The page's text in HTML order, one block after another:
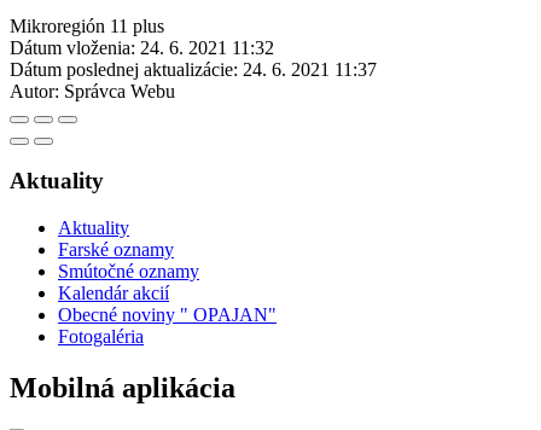
Mikroregión 11 plus
Dátum vloženia: 24. 6. 2021 11:32
Dátum poslednej aktualizácie: 24. 6. 2021 11:37
Autor: Správca Webu
Aktuality
Aktuality
Farské oznamy
Smútočné oznamy
Kalendár akcií
Obecné noviny " OPAJAN"
Fotogaléria
Mobilná aplikácia